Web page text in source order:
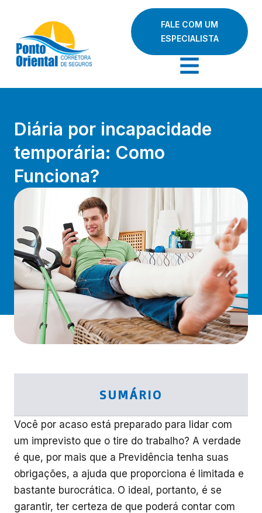
FALE COM UM
ESPECIALISTA
Diária por incapacidade
temporária: Como
Funciona?
SUMÁRIO
Você por acaso está preparado para lidar com
um imprevisto que o tire do trabalho? A verdade
é que, por mais que a Previdência tenha suas
obrigações, a ajuda que proporciona é limitada e
bastante burocrática. O ideal, portanto, é se
garantir, ter certeza de que poderá contar com